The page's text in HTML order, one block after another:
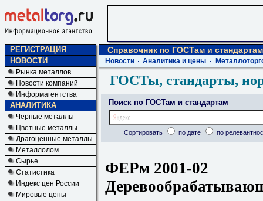
РЕГИСТРАЦИЯ
НОВОСТИ
Рынка металлов
Новости компаний
Информагентства
АНАЛИТИКА
Черные металлы
Цветные металлы
Драгоценные металлы
Металлолом
Сырье
Статистика
Индекс цен России
Мировые цены
Справочник по ГОСТам и стандартам
Новости Аналитика и цены
ГОСТы, стандарты,
Поиск по ГОСТам и стандартам
Сортировать по дате по
ФЕРм 2001-02